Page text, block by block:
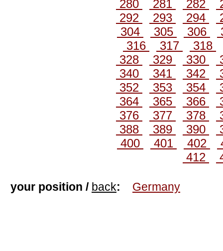
280
281 282
292
293 294
304
305 306
316
317
318
328
329 330
340
341 342
352
353 354
364
365 366
376
377 378
388
389 390
400
401 402
412
your position / back: Germany